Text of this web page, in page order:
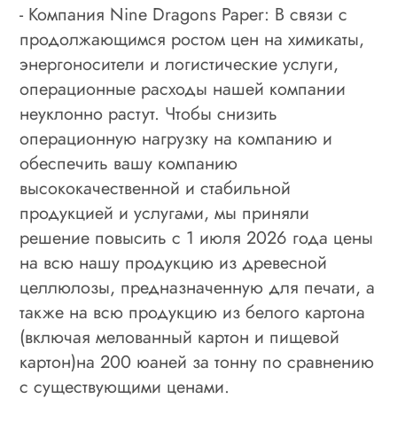
- Компания Nine Dragons Paper: В связи с
продолжающимся ростом цен на химикаты,
энергоносители и логистические услуги,
операционные расходы нашей компании
неуклонно растут. Чтобы снизить
операционную нагрузку на компанию и
обеспечить вашу компанию
высококачественной и стабильной
продукцией и услугами, мы приняли
решение повысить с 1 июля 2026 года цены
на всю нашу продукцию из древесной
целлюлозы, предназначенную для печати, а
также на всю продукцию из белого картона
(включая мелованный картон и пищевой
картон)на 200 юаней за тонну по сравнению
с существующими ценами.